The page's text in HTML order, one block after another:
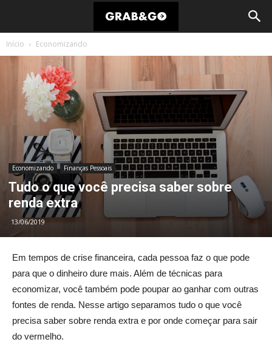
Início Economizando
Economizando Finanças Pessoais
Tudo o que você precisa saber sobre
renda extra
13/06/2019
Em tempos de crise financeira, cada pessoa faz o que pode
para que o dinheiro dure mais. Além de técnicas para
economizar, você também pode poupar ao ganhar com outras
fontes de renda. Nesse artigo separamos tudo o que você
precisa saber sobre renda extra e por onde começar para sair
do vermelho.